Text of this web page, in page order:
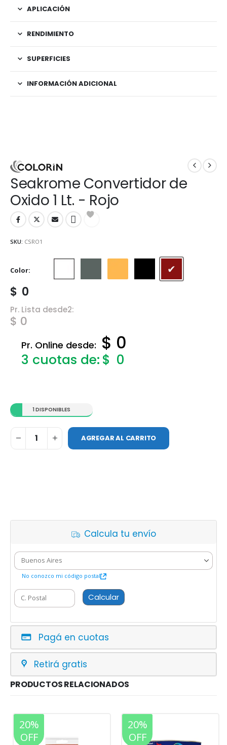
APLICACIÓN
RENDIMIENTO
SUPERFICIES
INFORMACIÓN ADICIONAL
Seakrome Convertidor de
Oxido 1 Lt. - Rojo
SKU: CSRO1
Color Rojo
$ 0
Pr. Lista desde2:
$ 0
Pr. Online desde: $ 0
$ 0
1 DISPONIBLES
AGREGAR AL CARRITO
Calcula tu envío
No conozco mi código postal
Calcular
Pagá en cuotas
Retirá gratis
PRODUCTOS RELACIONADOS
20%
OFF
20%
OFF